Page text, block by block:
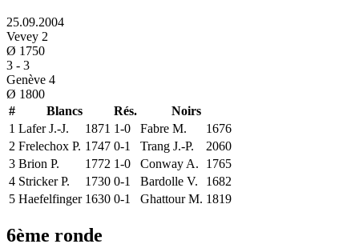
25.09.2004
Vevey 2
Ø 1750
3 - 3
Genève 4
Ø 1800
#
Blancs Rés.
Noirs
1 Lafer J.-J. 1871 1-0 Fabre M.
1676
2 Frelechox P. 1747 0-1 Trang J.-P.
2060
3 Brion P. 1772 1-0 Conway A.
1765
4 Stricker P. 1730 0-1 Bardolle V.
1682
5 Haefelfinger 1630 0-1 Ghattour M. 1819
6ème ronde